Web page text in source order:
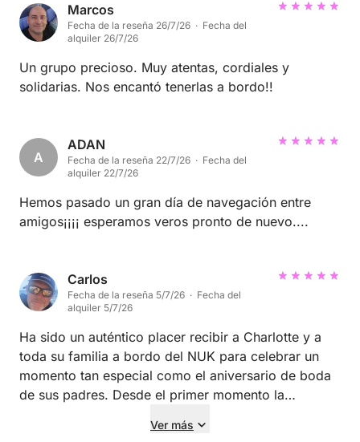
Marcos
Fecha de la reseña 26/7/26 · Fecha del
alquiler 26/7/26
Un grupo precioso. Muy atentas, cordiales y
solidarias. Nos encantó tenerlas a bordo!!
A
ADAN
Fecha de la reseña 22/7/26 · Fecha del
alquiler 22/7/26
Hemos pasado un gran día de navegación entre
amigos¡¡¡¡ esperamos veros pronto de nuevo....
Carlos
Fecha de la reseña 5/7/26 · Fecha del
alquiler 5/7/26
Ha sido un auténtico placer recibir a Charlotte y a
toda su familia a bordo del NUK para celebrar un
momento tan especial como el aniversario de boda
de sus padres. Desde el primer momento la
respetuosos con el barco y disfrutaron de la
Ver más